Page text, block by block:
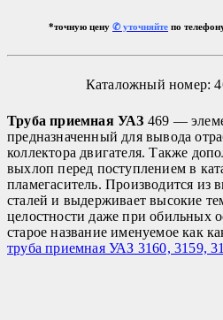
*точную цену ✆ уточняйте по
Каталожный номер:
Труба приемная УАЗ 469 —
предназначенный для вывода
коллектора двигателя. Также
выхлоп перед поступлением в
пламегаситель. Производится из
сталей и выдерживает высокие
целостности даже при обильных
старое название именуемое как
труба приемная УАЗ 3160, 3159,